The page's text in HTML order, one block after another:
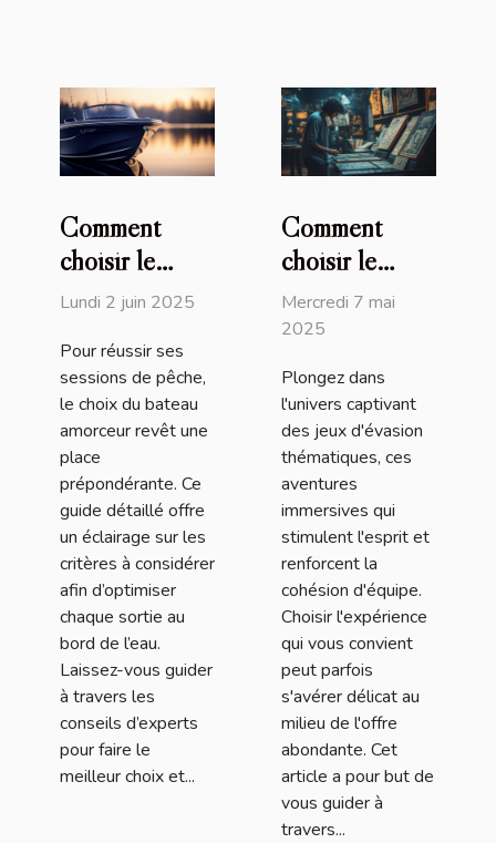
Comment
choisir le
meilleur
amorceur pour
vos sessions
de pêche
Lundi 2 juin 2025
Pour réussir ses
sessions de pêche,
le choix du bateau
amorceur revêt une
place
prépondérante. Ce
guide détaillé offre
un éclairage sur les
critères à considérer
afin d’optimiser
chaque sortie au
bord de l’eau.
Laissez-vous guider
à travers les
conseils d’experts
pour faire le
meilleur choix et...
Comment
choisir le
meilleur jeu
d'évasion
pour votre
prochaine
aventure
Mercredi 7 mai
2025
Plongez dans
l'univers captivant
des jeux d'évasion
thématiques, ces
aventures
immersives qui
stimulent l'esprit et
renforcent la
cohésion d'équipe.
Choisir l'expérience
qui vous convient
peut parfois
s'avérer délicat au
milieu de l'offre
abondante. Cet
article a pour but de
vous guider à
travers...